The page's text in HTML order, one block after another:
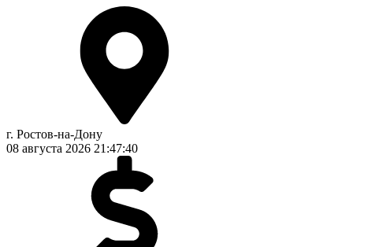
г. Ростов-на-Дону
08 августа 2026 21:47:41